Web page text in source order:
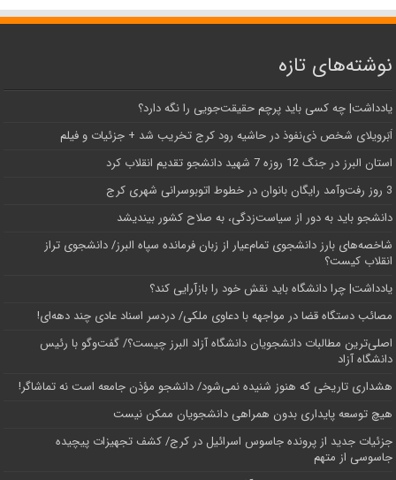
نوشته‌های تازه
یادداشت| ‌چه کسی باید پرچم حقیقت‌جویی را نگه دارد؟
اَبَر‌ویلای شخص ذی‌نفوذ در حاشیه‌ رود کرج تخریب شد + جزئیات و فیلم
استان البرز در جنگ 12 روزه 7 شهید دانشجو تقدیم انقلاب کرد
3 روز رفت‌وآمد رایگان بانوان در خطوط اتوبوسرانی شهری کرج
دانشجو باید به دور از سیاست‌زدگی، به صلاح کشور بیندیشد
شاخصه‌های بارز دانشجوی تمام‌عیار از زبان فرمانده سپاه البرز/ دانشجوی تراز
انقلاب کیست؟
یادداشت| چرا دانشگاه باید نقش خود را بازآرایی کند؟
مصائب دستگاه قضا در مواجهه با دعاوی ملکی/ دردسر اسناد عادی چند‌ دهه‌ای!
اصلی‌ترین مطالبات دانشجویان دانشگاه آزاد البرز چیست؟/ گفت‌وگو با رئیس
دانشگاه آز‌اد
هشداری تاریخی که هنوز شنیده نمی‌شود/ دانشجو مؤذن جامعه است نه تماشاگر!
هیچ توسعه پایداری بدون همراهی دانشجویان ممکن نیست
جزئیات جدید از پرونده جاسوس اسرائیل در کرج/‌ کشف تجهیزات پیچیده
جاسوسی از متهم